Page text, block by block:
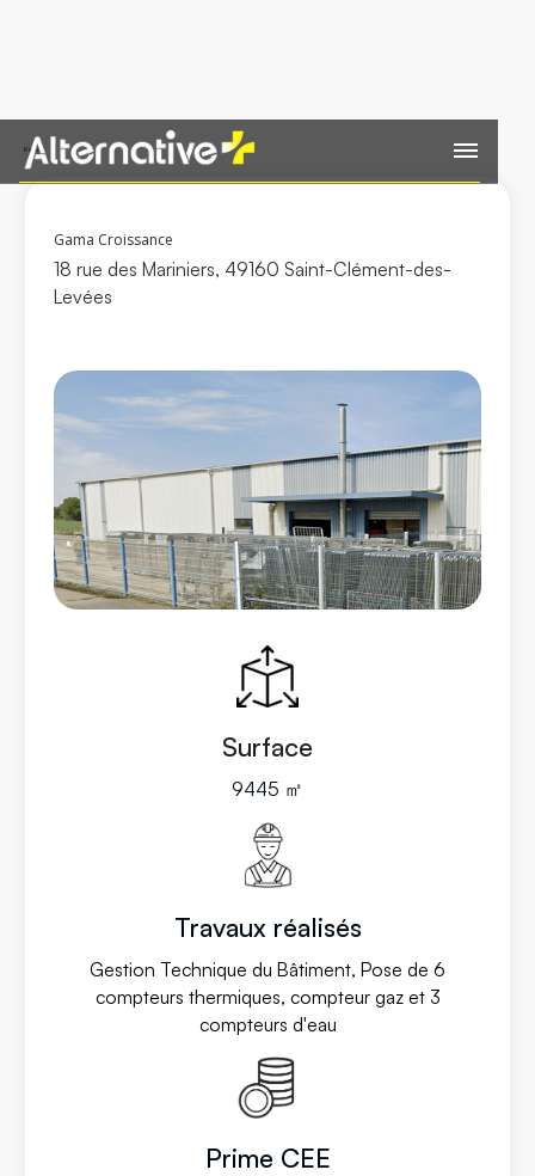
Retour
Gama Croissance
18 rue des Mariniers, 49160 Saint-Clément-des-
Levées
Surface
9445 ㎡
Travaux réalisés
Gestion Technique du Bâtiment, Pose de 6
compteurs thermiques, compteur gaz et 3
compteurs d'eau
Prime CEE